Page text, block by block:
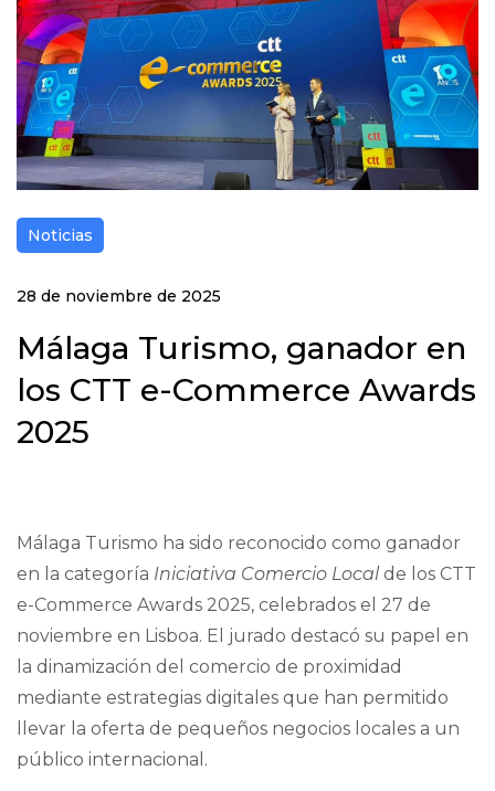
Noticias
28 de noviembre de 2025
Málaga Turismo, ganador en
los CTT e-Commerce Awards
2025
Málaga Turismo ha sido reconocido como ganador
en la categoría Iniciativa Comercio Localde los CTT
e-Commerce Awards 2025, celebrados el 27 de
noviembre en Lisboa. El jurado destacó su papel en
la dinamización del comercio de proximidad
mediante estrategias digitales que han permitido
llevar la oferta de pequeños negocios locales a un
público internacional.